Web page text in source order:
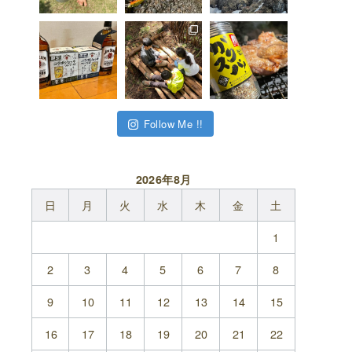
Follow Me !!
2026年8月
日 月 火 水 木 金
土
1
2
3 4 5 6 7
8
9
10 11 12 13 14
15
16
17 18 19 20 21 22